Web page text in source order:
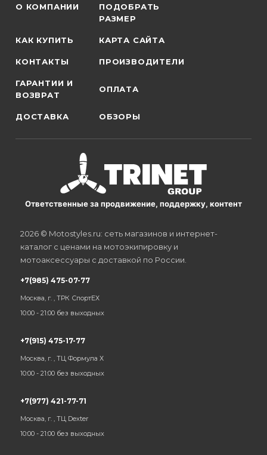
О КОМПАНИИ
ПОДОБРАТЬ
РАЗМЕР
КАК КУПИТЬ КАРТА САЙТА
КОНТАКТЫ ПРОИЗВОДИТЕЛИ
ГАРАНТИИ И
ВОЗВРАТ
ОПЛАТА
ДОСТАВКА ОБЗОРЫ
Ответственные за продвижение, поддержку, контент
2026 © Motostyles.ru: сеть магазинов и интернет-
каталог с ценами на мотоэкипировку и
мотоаксессуары с доставкой по России.
+7(985) 475-07-77
Москва, г. , ТРК СпортЕХ
10:00 - 21:00 без выходных
+7(915) 475-17-77
Москва, г. , ТЦ Формула Х
10:00 - 21:00 без выходных
+7(977) 421-77-71
Москва, г. , ТЦ Dexter
10:00 - 21:00 без выходных